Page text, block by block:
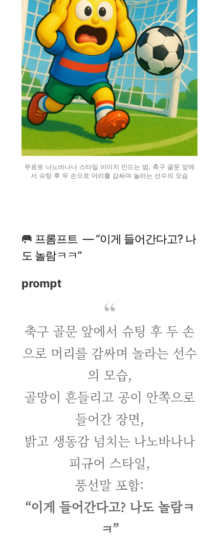
무료로 나노바나나 스타일 이미지 만드는 법, 축구 골문 앞에
서 슈팅 후 두 손으로 머리를 감싸며 놀라는 선수의 모습
🥅 프롬프트 — “이게 들어간다고? 나
도 놀람ㅋㅋ”
prompt
축구 골문 앞에서 슈팅 후 두 손
으로 머리를 감싸며 놀라는 선수
의 모습,
골망이 흔들리고 공이 안쪽으로
들어간 장면,
밝고 생동감 넘치는 나노바나나
피규어 스타일,
풍선말 포함:
“이게 들어간다고? 나도 놀람ㅋ
ㅋ”